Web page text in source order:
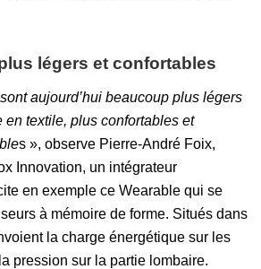
légers et confortables
aujourd’hui beaucoup plus légers
en textile, plus confortables et
s », observe Pierre-André Foix,
Innovation, un intégrateur
en exemple ce Wearable qui se
à mémoire de forme. Situés dans
la charge énergétique sur les
pression sur la partie lombaire.